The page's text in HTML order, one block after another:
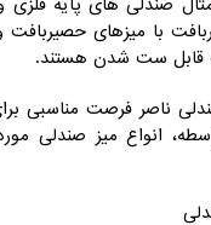
با میزهای حصیربافت
قابل ست شدن هستند.
ناصر فرصت مناسبی
انواع میز صندلی